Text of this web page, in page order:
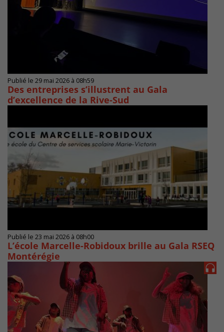
Publié le 29 mai 2026 à 08h59
Des entreprises s’illustrent au Gala
d’excellence de la Rive-Sud
Publié le 23 mai 2026 à 08h00
L’école Marcelle-Robidoux brille au Gala RSEQ
Montérégie